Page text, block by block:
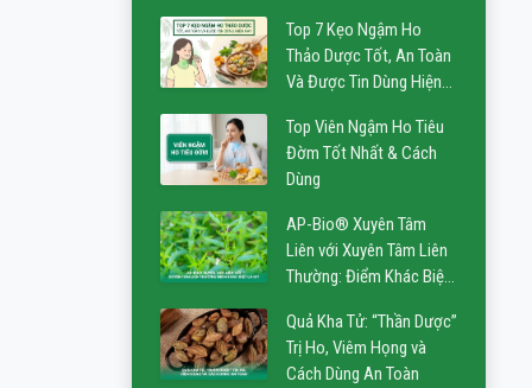
Đường
Top 7 Kẹo Ngậm Ho
Thảo Dược Tốt, An Toàn
Và Được Tin Dùng Hiện
Top Viên Ngậm Ho Tiêu
Đờm Tốt Nhất & Cách
Dùng
AP-Bio® Xuyên Tâm
Liên với Xuyên Tâm Liên
Thường: Điểm Khác Biệt
Quả Kha Tử: “Thần Dược”
Trị Ho, Viêm Họng và
Cách Dùng An Toàn